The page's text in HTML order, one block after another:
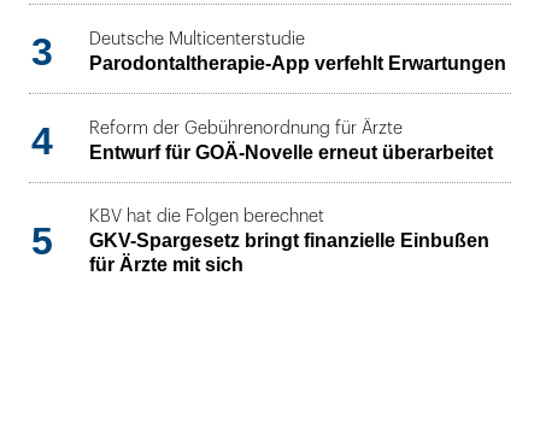
3 Deutsche Multicenterstudie
Parodontaltherapie-App verfehlt Erwartungen
4 Reform der Gebührenordnung für Ärzte
Entwurf für GOÄ-Novelle erneut überarbeitet
5
KBV hat die Folgen berechnet
GKV-Spargesetz bringt finanzielle Einbußen
für Ärzte mit sich